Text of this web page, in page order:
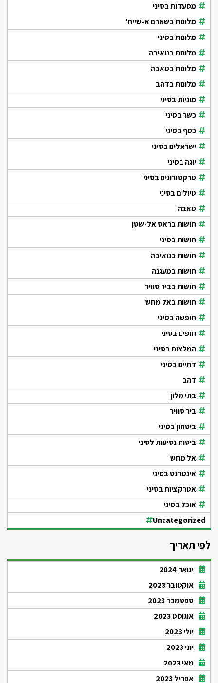
מסעדות בסיני
מלונות בשארם א-שייח'
מלונות בסיני
מלונות בנואיבה
מלונות בטאבה
מלונות בדהב
מוניות בסיני
כשר בסיני
כסף בסיני
ישראלים בסיני
יוגה בסיני
טרקטורונים בסיני
טיולים בסיני
טאבה
חושות בראס אל-שטן
חושות בסיני
חושות בנואיבה
חושות במעגנה
חושות בביר סוויר
חושות באל מחש
חופשה בסיני
חופים בסיני
המלצות בסיני
דתיים בסיני
דהב
בתי מלון
ביר סוויר
ביטחון בסיני
ביטוח נסיעות לסיני
אל מחש
אינטרנט בסיני
אטרקציות בסיני
אוכל בסיני
Uncategorized
לפי תאריך
ינואר 2024
אוקטובר 2023
ספטמבר 2023
אוגוסט 2023
יולי 2023
יוני 2023
מאי 2023
אפריל 2023